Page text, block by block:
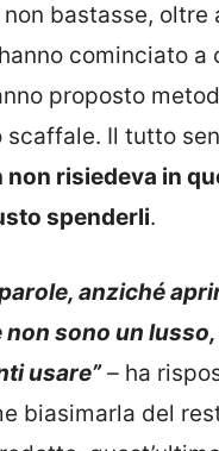
non bastasse,
cominciato
proposto
scaffale. Il tutto
non risiedeva in
spenderli.
anziché
non sono un
usare”– ha
biasimarla del